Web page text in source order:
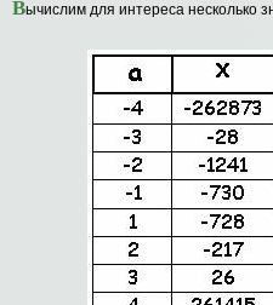
Вычислим для интереса несколько